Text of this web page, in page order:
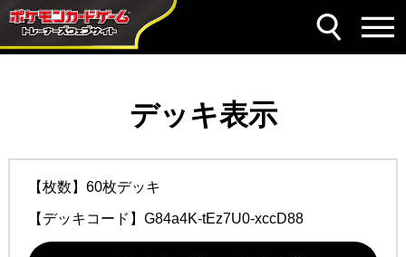
デッキ表示
【枚数】60枚デッキ
【デッキコード】 G84a4K-tEz7U0-xccD88